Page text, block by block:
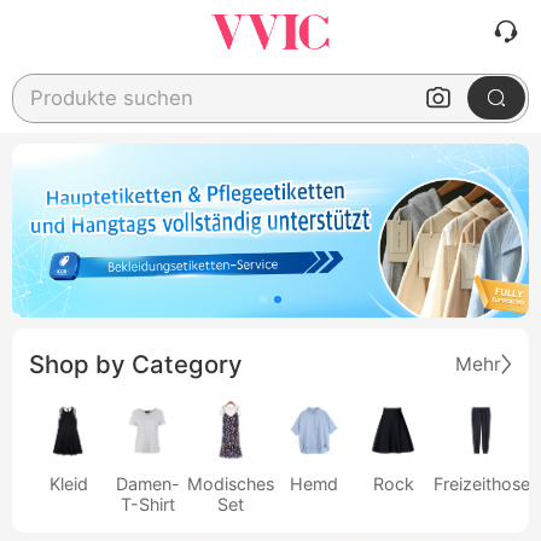
Produkte suchen
Shop by Category Mehr
Kleid
Damen-
T-Shirt
Modisches
Set
Hemd Rock Freizeithose